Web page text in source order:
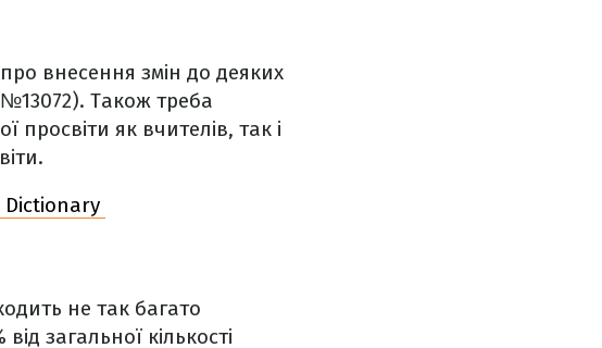
внесення змін до деяких
Також треба
просвіти як вчителів, так і
Dictionary
не так багато
загальної кількості